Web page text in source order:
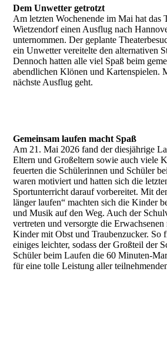
Dem Unwetter getrotzt
Am letzten Wochenende im Mai hat das
Wietzendorf einen Ausflug nach
unternommen. Der geplante
ein Unwetter vereitelte den alternativen
Dennoch hatten alle viel Spaß beim
abendlichen Klönen und Kartenspielen.
nächste Ausflug geht.
Gemeinsam laufen macht Spaß
Am 21. Mai 2026 fand der diesjährige
Eltern und Großeltern sowie auch viele
feuerten die Schülerinnen und Schüler
waren motiviert und hatten sich die
Sportunterricht darauf vorbereitet. Mit
länger laufen“ machten sich die Kinder
und Musik auf den Weg. Auch der
vertreten und versorgte die
Kinder mit Obst und Traubenzucker. So
einiges leichter, sodass der Großteil der
Schüler beim Laufen die 60 Minuten-
für eine tolle Leistung aller